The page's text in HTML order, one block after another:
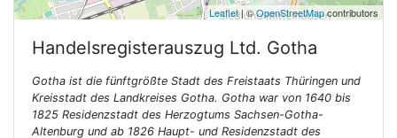
Leaflet| ©OpenStreetMapcontributors
Handelsregisterauszug Ltd. Gotha
Gotha ist die fünftgrößte Stadt des Freistaats Thüringen und
Kreisstadt des Landkreises Gotha. Gotha war von 1640 bis
1825 Residenzstadt des Herzogtums Sachsen-Gotha-
Altenburg und ab 1826 Haupt- und Residenzstadt des